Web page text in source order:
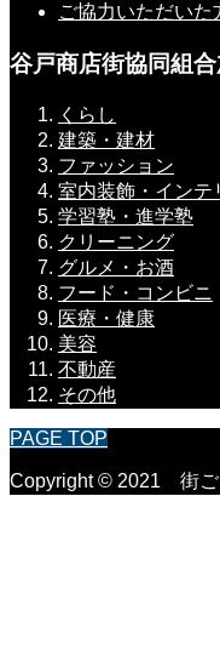
ご協力いただいた
谷戸商店街協同組
くらし
建築・建材
ファッション
室内装飾・インテ
学習塾・進学塾
クリーニング
グルメ・お酒
フード・コンビニ
医療・健康
美容
不動産
その他
PAGE TOP
Copyright © 2021 街ご